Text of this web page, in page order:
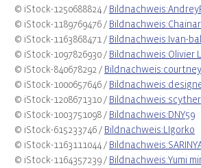
© iStock-1250688824 /
© iStock-1189769476 /
© iStock-1163868471 / Bildnachweis:Ivan-
© iStock-1097826930 / Bildnachweis:Olivier
© iStock-840678292 /
© iStock-1000657646 /
© iStock-1208671310 /
© iStock-1003751098 / Bildnachweis:DNY59
© iStock-615233746 / Bildnachweis:LIgorko
© iStock-1163111044 /
© iStock-1164357239 / Bildnachweis:Yumi